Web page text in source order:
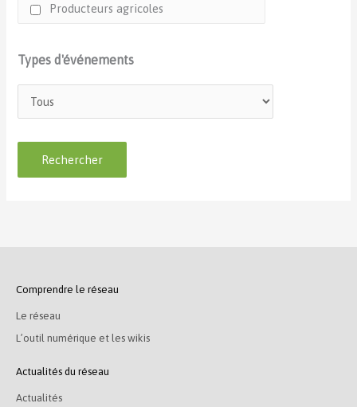
Producteurs agricoles
Types d'événements
Comprendre le réseau
Le réseau
L’outil numérique et les wikis
Actualités du réseau
Actualités